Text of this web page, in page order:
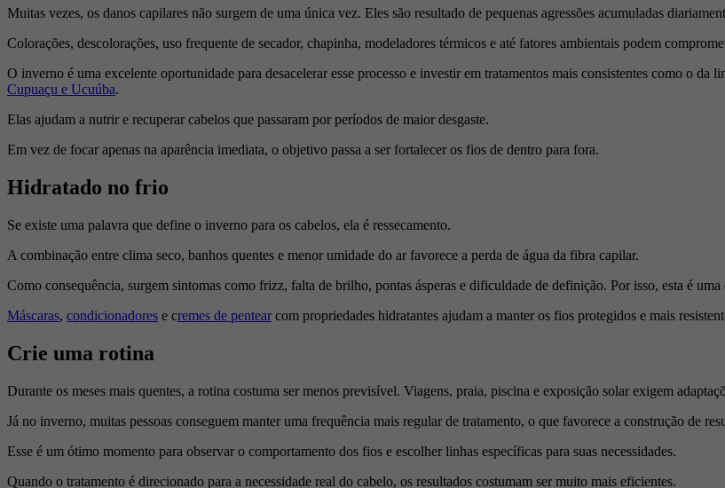
Muitas vezes, os danos capilares não surgem de uma única vez. Eles são resultado de pequenas agressões acumuladas
Colorações, descolorações, uso frequente de secador, chapinha, modeladores térmicos e até fatores ambientais podem
O inverno é uma excelente oportunidade para desacelerar esse processo e investir em tratamentos mais consistentes como o da
Cupuaçu e Ucuúba.
Elas ajudam a nutrir e recuperar cabelos que passaram por períodos de maior desgaste.
Em vez de focar apenas na aparência imediata, o objetivo passa a ser fortalecer os fios de dentro para fora.
Hidratado no frio
Se existe uma palavra que define o inverno para os cabelos, ela é ressecamento.
A combinação entre clima seco, banhos quentes e menor umidade do ar favorece a perda de água da fibra capilar.
Como consequência, surgem sintomas como frizz, falta de brilho, pontas ásperas e dificuldade de definição. Por isso, esta é
Máscaras, condicionadores e cremes de pentear com propriedades hidratantes ajudam a manter os fios protegidos e mais
Crie uma rotina
Durante os meses mais quentes, a rotina costuma ser menos previsível. Viagens, praia, piscina e exposição solar exigem
Já no inverno, muitas pessoas conseguem manter uma frequência mais regular de tratamento, o que favorece a construção de
Esse é um ótimo momento para observar o comportamento dos fios e escolher linhas específicas para suas necessidades.
Quando o tratamento é direcionado para a necessidade real do cabelo, os resultados costumam ser muito mais eficientes.